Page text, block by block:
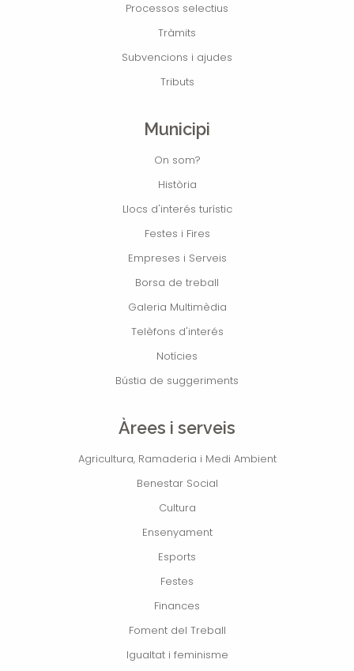
Processos selectius
Tràmits
Subvencions i ajudes
Tributs
Municipi
On som?
Història
Llocs d'interés turístic
Festes i Fires
Empreses i Serveis
Borsa de treball
Galeria Multimèdia
Telèfons d'interés
Notícies
Bústia de suggeriments
Àrees i serveis
Agricultura, Ramaderia i Medi Ambient
Benestar Social
Cultura
Ensenyament
Esports
Festes
Finances
Foment del Treball
Igualtat i feminisme